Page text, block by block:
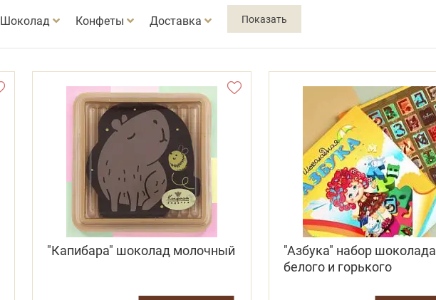
Шоколад Конфеты Доставка
"Капибара" шоколад молочный
"Азбука" набор шоколада
белого и горького